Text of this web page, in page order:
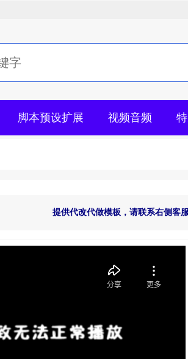
脚本预设扩展 视频音频
提供代改代做模板，请联系右侧客